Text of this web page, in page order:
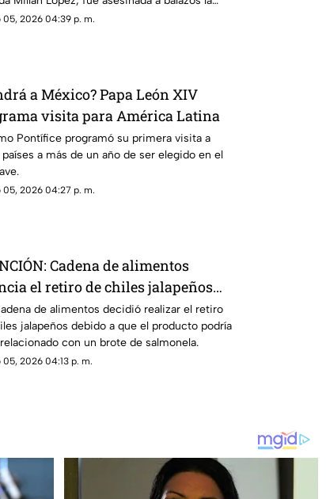
de este miércoles en esa comunidad del
05, 2026 04:39 p. m.
a México? Papa León XIV
visita para América Latina
Pontífice programó su primera visita a
a más de un año de ser elegido en el
05, 2026 04:27 p. m.
Cadena de alimentos
el retiro de chiles jalapeños
contaminación de
de alimentos decidió realizar el retiro
jalapeños debido a que el producto podría
con un brote de salmonela.
05, 2026 04:13 p. m.